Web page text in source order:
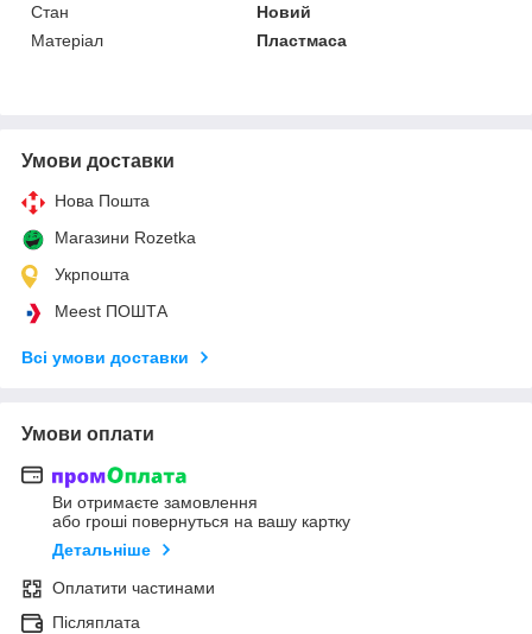
Стан
Новий
Матеріал
Пластмаса
Умови доставки
Нова Пошта
Магазини Rozetka
Укрпошта
Meest ПОШТА
Всі умови доставки
Умови оплати
Ви отримаєте замовлення
або гроші повернуться на вашу картку
Детальніше
Оплатити частинами
Післяплата